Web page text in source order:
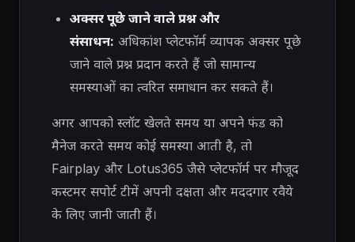
अक्सर पूछे जाने वाले प्रश्न और
संसाधन: अधिकांश प्लेटफॉर्म व्यापक अक्सर पूछे
जाने वाले प्रश्न प्रदान करते हैं जो सामान्य
समस्याओं का त्वरित समाधान कर सकते हैं।
अगर आपको स्लॉट खेलते समय या अपने फंड को
मैनेज करते समय कोई समस्या आती है, तो
Fairplay और Lotus365 जैसे प्लेटफॉर्म पर मौजूद
कस्टमर सपोर्ट टीमें अपनी दक्षता और मददगार रवैये
के लिए जानी जाती हैं।